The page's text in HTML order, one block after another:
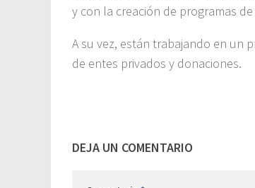
y con la creación de programas
A su vez, están trabajando en un
de entes privados y donaciones.
DEJA UN COMENTARIO